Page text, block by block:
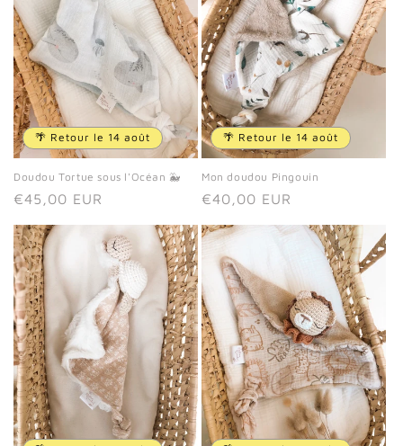
🌴 Retour le 14 août
Doudou Tortue sous l'Océan 🐳
Prix
€45,00 EUR
🌴 Retour le 14 août
Mon doudou Pingouin
Prix
€40,00 EUR